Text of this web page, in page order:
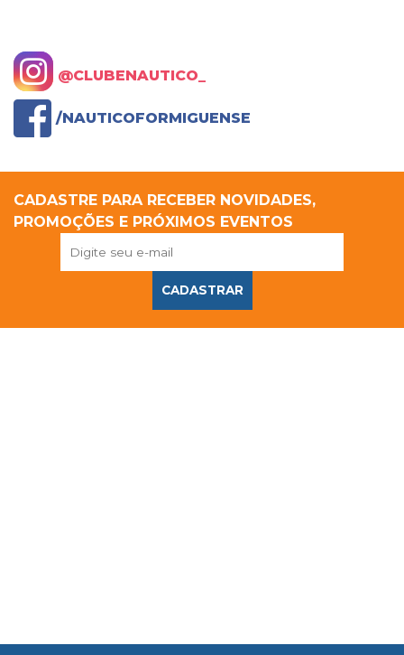
@CLUBENAUTICO_
/NAUTICOFORMIGUENSE
CADASTRE PARA RECEBER NOVIDADES,
PROMOÇÕES E PRÓXIMOS EVENTOS